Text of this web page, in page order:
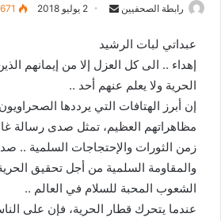
رابطة الصحفيين
n
d
a
n
2 يوليو 2018 671
عبداتي لبات الرشيد
إهداء .. الى كل العزل إلا من إيمانهم
الحرية ولا يعلم عنهم أحد ..
إن أبرز الهتافات التي يرددها
مظاهراتهم العظيم، تمثل صدى رسالة
زمن الثورات والإحتجاجات السلمية ..
والمقاومة السلمية من أجل تحقيق
الشعوب المحبة للسلام في العالم ..
عندما يتحرك قطار الحرية، فإن على